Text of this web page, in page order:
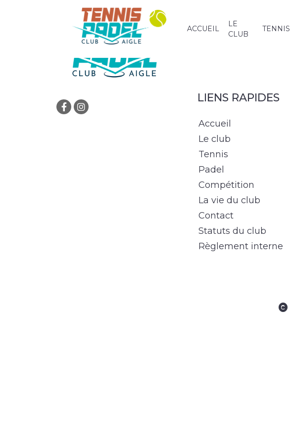
ACCUEIL
LE
CLUB
TENNIS
» Catégorie » Padel – Tarifs en semaine
LIENS RAPIDES
Accueil
Le club
Tennis
Padel
Compétition
La vie du club
Contact
Statuts du club
Règlement interne